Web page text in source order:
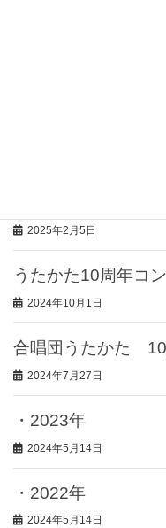
2025年2月5日
うたかた10周年コ
2024年10月1日
合唱団うたかた 10
2024年7月27日
・2023年
2024年5月14日
・2022年
2024年5月14日